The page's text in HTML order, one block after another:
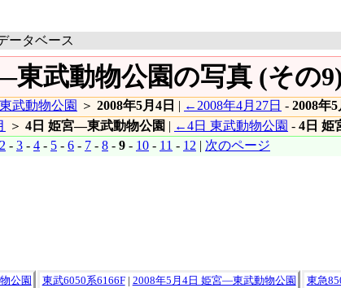
ータベース
東武動物公園の写真 (その
武動物公園 ＞ 2008年5月4日 | ←2008年4月27日 - 2008年5
＞ 4日 姫宮―東武動物公園 | ←4日 東武動物公園 - 4日 姫
2 - 3 - 4 - 5 - 6 - 7 - 8 - 9 - 10 - 11 - 12 | 次のページ
公園 東武6050系6166F| 2008年5月4日 姫宮―東武動物公園 東急